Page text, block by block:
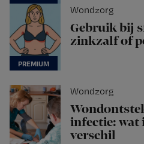
Wondzorg
Gebruik bij
zinkzalf of
Wondzorg
infectie: wat
verschil